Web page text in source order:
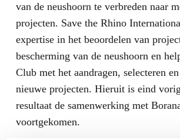
van de neushoorn te verbreden naar
projecten. Save the Rhino
expertise in het beoordelen van
bescherming van de neushoorn en
Club met het aandragen, selecteren
nieuwe projecten. Hieruit is eind
resultaat de samenwerking met
voortgekomen.